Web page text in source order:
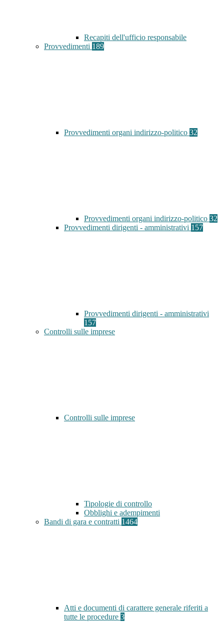
Recapiti dell'ufficio responsabile
Provvedimenti 189
Provvedimenti organi indirizzo-politico 32
Provvedimenti organi indirizzo-politico 32
Provvedimenti dirigenti - amministrativi 157
Provvedimenti dirigenti - amministrativi
157
Controlli sulle imprese
Controlli sulle imprese
Tipologie di controllo
Obblighi e adempimenti
Bandi di gara e contratti 1464
Atti e documenti di carattere generale riferiti a
tutte le procedure 3